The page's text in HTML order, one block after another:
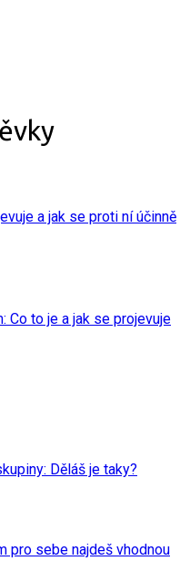
a jak se proti ní účinně
Co to je a jak se projevuje
Děláš je taky?
pro sebe najdeš vhodnou